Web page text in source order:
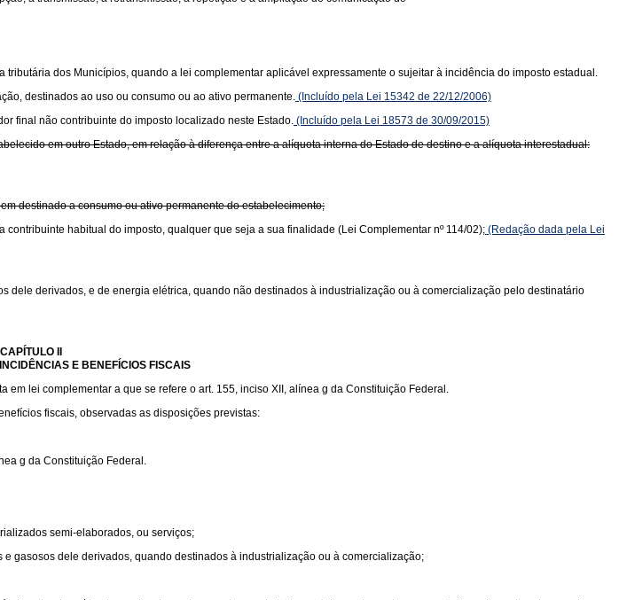
dos Municípios, quando a lei complementar aplicável expressamente o sujeitar à incidência do imposto estadual.
destinados ao uso ou consumo ou ao ativo permanente. (Incluído pela Lei 15342 de 22/12/2006)
final não contribuinte do imposto localizado neste Estado. (Incluído pela Lei 18573 de 30/09/2015)
em outro Estado, em relação à diferença entre a alíquota interna do Estado de destino e a alíquota interestadual:
destinado a consumo ou ativo permanente do estabelecimento;
habitual do imposto, qualquer que seja a sua finalidade (Lei Complementar nº 114/02); (Redação dada pela Lei
derivados, e de energia elétrica, quando não destinados à industrialização ou à comercialização pelo destinatário
CAPÍTULO II
E BENEFÍCIOS FISCAIS
lei complementar a que se refere o art. 155, inciso XII, alínea g da Constituição Federal.
fiscais, observadas as disposições previstas:
g da Constituição Federal.
semi-elaborados, ou serviços;
gasosos dele derivados, quando destinados à industrialização ou à comercialização;